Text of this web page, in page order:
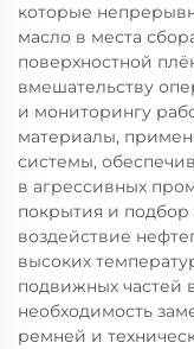
которые
масло в места
поверхностной
вмешательству
и мониторингу
материалы,
системы,
в агрессивных
покрытия и
воздействие
высоких
подвижных частей
необходимость
ремней и